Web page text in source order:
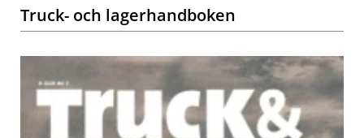
Truck- och lagerhandboken